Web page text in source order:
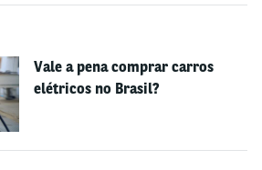
às nossas soluções:
dia
(preventiva e reativa)
de seguros dos automóveis
Vale a pena comprar carros
elétricos no Brasil?